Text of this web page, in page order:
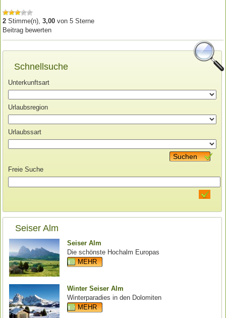
2 Stimme(n),3,00 von5 Sterne
Beitrag bewerten
Schnellsuche
Unterkunftsart
Urlaubsregion
Urlaubssart
Suchen
Freie Suche
Seiser Alm
Seiser Alm
Die schönste Hochalm Europas
MEHR
Winter Seiser Alm
Winterparadies in den Dolomiten
MEHR